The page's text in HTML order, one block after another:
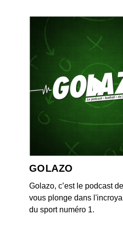
GOLAZO
Golazo, c’est le podcast
vous plonge dans
du sport numéro 1.